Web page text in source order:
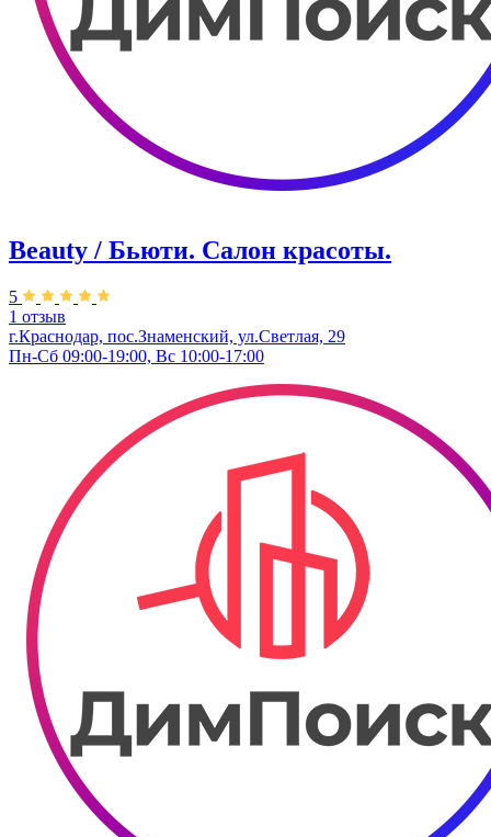
Beauty / Бьюти. Салон красоты.
5
1 отзыв
г.Краснодар, пос.Знаменский, ул.Светлая, 29
Пн-Сб 09:00-19:00, Вс 10:00-17:00